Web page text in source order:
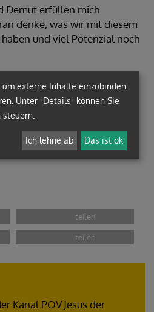
Demut erfüllen mich
denke, was wir mit diesem
und viel Potenzial noch
Kaiserwald
& HLW Deutschlandsberg
Kanal POV.Jesus der
externe Inhalte einzubinden
Unter "Details" können Sie
Ich lehne ab Das ist ok